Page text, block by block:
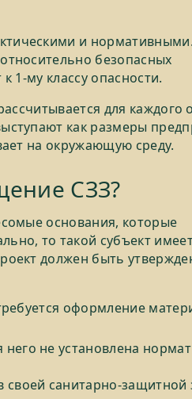
и
безопасных
1-му классу опасности.
для каждого
как размеры
на окружающую среду.
СЗЗ?
основания, которые
то такой субъект
должен быть
оформление
не установлена
своей санитарно-защитной